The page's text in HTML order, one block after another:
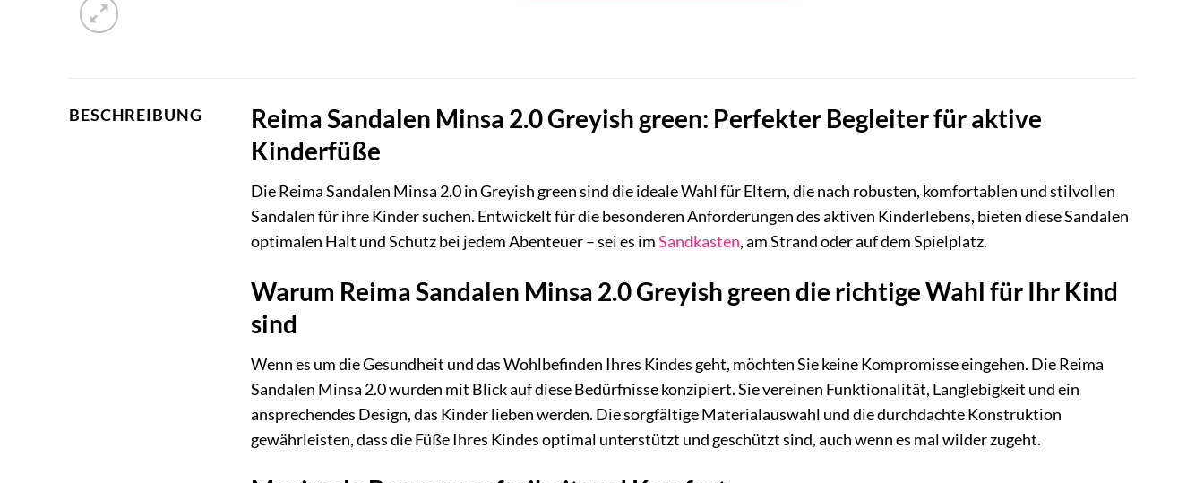
BESCHREIBUNG
Reima Sandalen Minsa 2.0 Greyish green: Perfekter Begleiter für aktive
Kinderfüße
Die Reima Sandalen Minsa 2.0 in Greyish green sind die ideale Wahl für Eltern, die nach robusten, komfortablen und stilvollen
Sandalen für ihre Kinder suchen. Entwickelt für die besonderen Anforderungen des aktiven Kinderlebens, bieten diese Sandalen
optimalen Halt und Schutz bei jedem Abenteuer – sei es imSandkasten, am Strand oder auf dem Spielplatz.
Warum Reima Sandalen Minsa 2.0 Greyish green die richtige Wahl für Ihr Kind
sind
Wenn es um die Gesundheit und das Wohlbefinden Ihres Kindes geht, möchten Sie keine Kompromisse eingehen. Die Reima
Sandalen Minsa 2.0 wurden mit Blick auf diese Bedürfnisse konzipiert. Sie vereinen Funktionalität, Langlebigkeit und ein
ansprechendes Design, das Kinder lieben werden. Die sorgfältige Materialauswahl und die durchdachte Konstruktion
gewährleisten, dass die Füße Ihres Kindes optimal unterstützt und geschützt sind, auch wenn es mal wilder zugeht.